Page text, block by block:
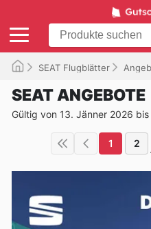
SEAT Flugblätter
SEAT ANGEBOTE
Gültig von 13. Jänner 2026
1 2